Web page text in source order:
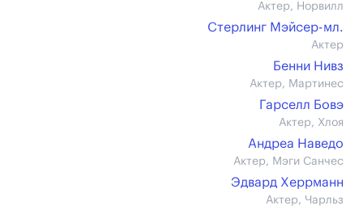
Актер, Норвилл
Стерлинг Мэйсер-мл.
Актер
Бенни Нивз
Актер, Мартинес
Гарселл Бовэ
Актер, Хлоя
Андреа Наведо
Актер, Мэги Санчес
Эдвард Херрманн
Актер, Чарльз